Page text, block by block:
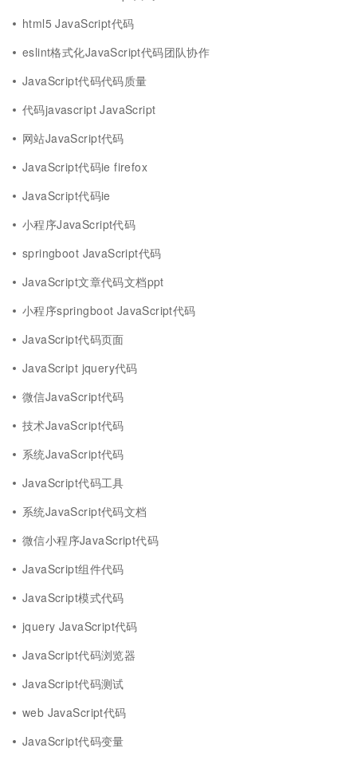
html5 JavaScript代码
eslint格式化JavaScript代码团队协作
JavaScript代码代码质量
代码javascript JavaScript
网站JavaScript代码
JavaScript代码ie firefox
JavaScript代码ie
小程序JavaScript代码
springboot JavaScript代码
JavaScript文章代码文档ppt
小程序springboot JavaScript代码
JavaScript代码页面
JavaScript jquery代码
微信JavaScript代码
技术JavaScript代码
系统JavaScript代码
JavaScript代码工具
系统JavaScript代码文档
微信小程序JavaScript代码
JavaScript组件代码
JavaScript模式代码
jquery JavaScript代码
JavaScript代码浏览器
JavaScript代码测试
web JavaScript代码
JavaScript代码变量